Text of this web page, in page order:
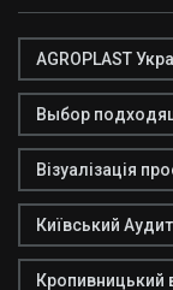
AGROPLAST
Выбор
Візуалізація
Київський
Кропивницький